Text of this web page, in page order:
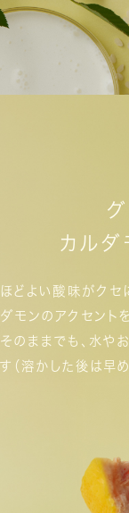
カル
ほどよい酸味がクセ
ダモンのアクセント
そのままでも、 水や
す （溶かした後は早